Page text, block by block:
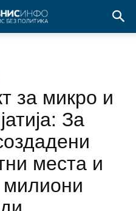
за микро и
За
места и